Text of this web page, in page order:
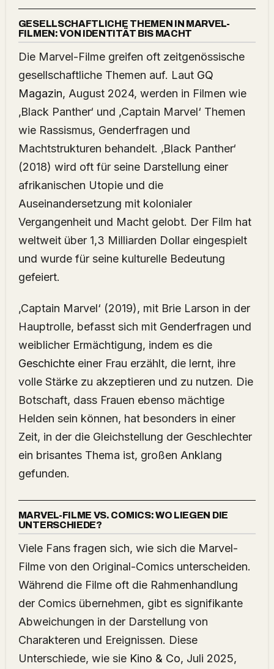
GESELLSCHAFTLICHE THEMEN IN MARVEL-
FILMEN: VON IDENTITÄT BIS MACHT
Die Marvel-Filme greifen oft zeitgenössische
gesellschaftliche Themen auf. Laut GQ
Magazin, August 2024, werden in Filmen wie
‚Black Panther‘ und ‚Captain Marvel‘ Themen
wie Rassismus, Genderfragen und
Machtstrukturen behandelt. ‚Black Panther‘
(2018) wird oft für seine Darstellung einer
afrikanischen Utopie und die
Auseinandersetzung mit kolonialer
Vergangenheit und Macht gelobt. Der Film hat
weltweit über 1,3 Milliarden Dollar eingespielt
und wurde für seine kulturelle Bedeutung
gefeiert.
‚Captain Marvel‘ (2019), mit Brie Larson in der
Hauptrolle, befasst sich mit Genderfragen und
weiblicher Ermächtigung, indem es die
Geschichteeiner Frau erzählt, die lernt, ihre
volle Stärke zu akzeptieren und zu nutzen. Die
Botschaft, dass Frauen ebenso mächtige
Helden sein können, hat besonders in einer
Zeit, in der die Gleichstellung der Geschlechter
ein brisantes Thema ist, großen Anklang
gefunden.
MARVEL-FILME VS. COMICS: WO LIEGEN DIE
UNTERSCHIEDE?
Viele Fans fragen sich, wie sich die Marvel-
Filme von den Original-Comics unterscheiden.
Während die Filme oft die Rahmenhandlung
der Comics übernehmen, gibt es signifikante
Abweichungen in der Darstellung von
Charakteren und Ereignissen. Diese
Unterschiede, wie sie Kino & Co, Juli 2025,